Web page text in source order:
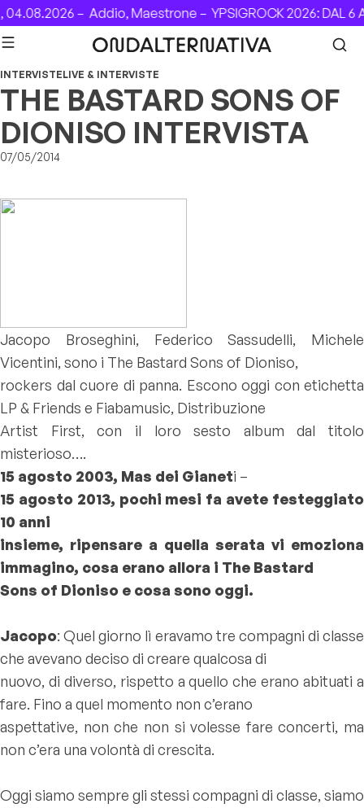
Skip to content
–Addio, Maestrone –YPSIGROCK 2026: DAL 6 AL
INTERVISTELIVE & INTERVISTE
THE BASTARD SONS OF
DIONISO INTERVISTA
07/05/2014
Jacopo Broseghini, Federico Sassudelli, Michele
Vicentini, sono i The Bastard Sons of Dioniso,
rockers dal cuore di panna. Escono oggi con etichetta
LP & Friends e Fiabamusic, Distribuzione
Artist First, con il loro sesto album dal titolo
misterioso….
15 agosto 2003, Mas dei Gianeti –
15 agosto 2013, pochi mesi fa avete festeggiato
10 anni
insieme, ripensare a quella serata vi emoziona
immagino, cosa erano allora i The Bastard
Sons of Dioniso e cosa sono oggi.
Jacopo: Quel giorno lì eravamo tre compagni di classe
che avevano deciso di creare qualcosa di
nuovo, di diverso, rispetto a quello che erano abituati a
fare. Fino a quel momento non c’erano
aspettative, non che non si volesse fare concerti, ma
non c’era una volontà di crescita.
Oggi siamo sempre gli stessi compagni di classe, siamo